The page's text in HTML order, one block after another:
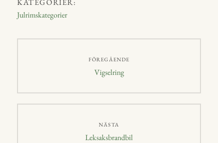
ok
r p
KATEGORIER:
Julrimskategorier
FÖREGÅENDE
Föregående
Vigselring
NÄSTA
Nästa
Leksaksbrandbil